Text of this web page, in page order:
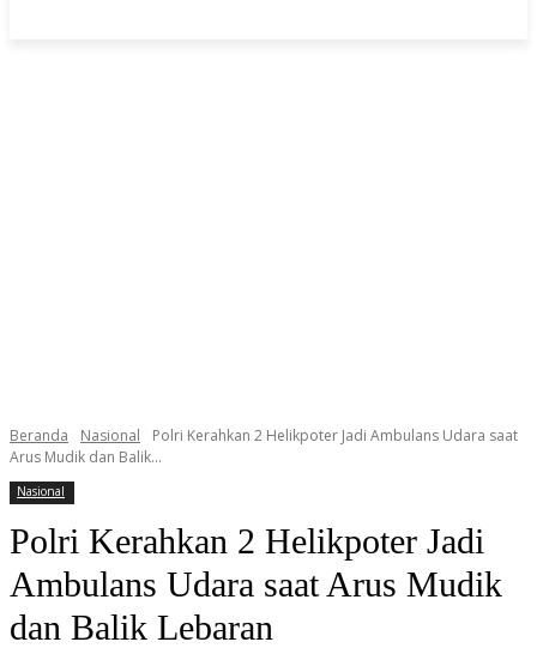
Beranda Nasional
Polri Kerahkan 2 Helikpoter Jadi Ambulans Udara saat
Arus Mudik dan Balik...
Nasional
Polri Kerahkan 2 Helikpoter Jadi
Ambulans Udara saat Arus Mudik
dan Balik Lebaran